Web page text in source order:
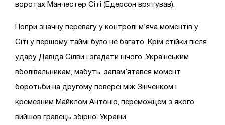
воротах Манчестер Сіті (Едерсон врятував).
Попри значну перевагу у контролі м’яча моментів у
Сіті у першому таймі було не багато. Крім стійки після
удару Давіда Сілви і згадати нічого. Українським
вболівальникам, мабуть, запам’ятався момент
боротьби на другому поверсі між Зінченком і
кремезним Майклом Антоніо, переможцем з якого
вийшов гравець збірної України.